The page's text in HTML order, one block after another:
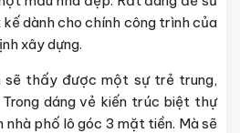
dành cho chính công trình của
xây dựng.
sẽ thấy được một sự trẻ trung,
dáng vẻ kiến trúc biệt thự
nhà phố lô góc 3 mặt tiền. Mà sẽ